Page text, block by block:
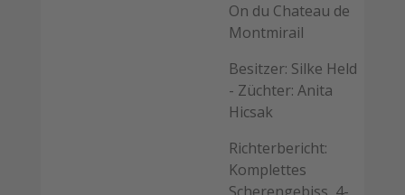
On du Chateau de
Montmirail
Besitzer: Silke Held
- Züchter: Anita
Hicsak
Richterbericht:
Komplettes